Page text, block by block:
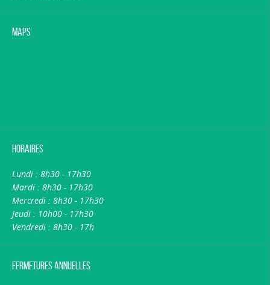
Maps
Horaires
Lundi : 8h30 - 17h30
Mardi : 8h30 - 17h30
Mercredi : 8h30 - 17h30
Jeudi : 10h00 - 17h30
Vendredi : 8h30 - 17h
Fermetures annuelles